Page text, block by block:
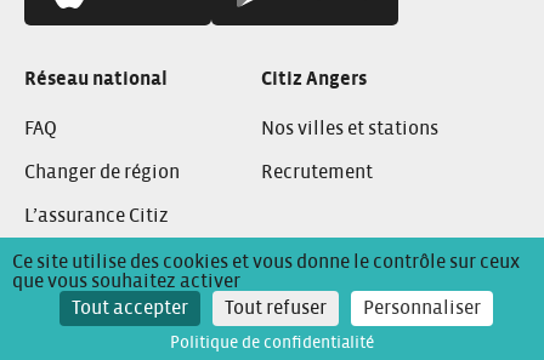
Réseau national
FAQ
Changer de région
L’assurance Citiz
Citiz Angers
Nos villes et stations
Recrutement
Conditions Générales de Location
Mentions Légales
Politique de confidentialité
Ce site utilise des cookies et vous donne le contrôle sur ceux
que vous souhaitez activer
Tout accepter
Tout refuser Personnaliser
Politique de confidentialité